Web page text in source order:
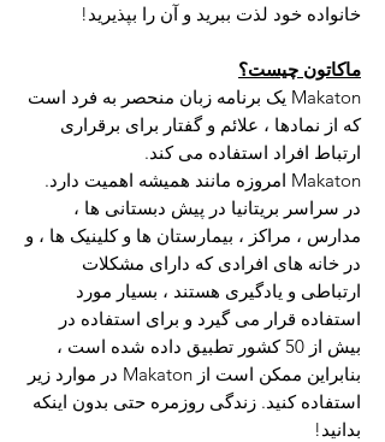
خانواده خود لذت ببرید و آن را بپذیرید!
ماکاتون چیست؟
Makaton یک برنامه زبان منحصر به فرد است
که از نمادها ، علائم و گفتار برای برقراری
ارتباط افراد استفاده می کند.
Makaton امروزه مانند همیشه اهمیت دارد.
در سراسر بریتانیا در پیش دبستانی ها ،
مدارس ، مراکز ، بیمارستان ها و کلینیک ها ، و
در خانه های افرادی که دارای مشکلات
ارتباطی و یادگیری هستند ، بسیار مورد
استفاده قرار می گیرد و برای استفاده در
بیش از 50 کشور تطبیق داده شده است ،
بنابراین ممکن است از Makaton در موارد زیر
استفاده کنید. زندگی روزمره حتی بدون اینکه
بدانید!